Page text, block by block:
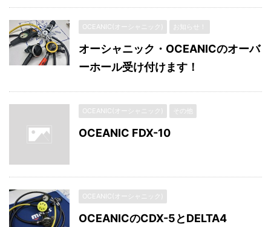
OCEANIC(オーシャニック) お知らせ！
オーシャニック・OCEANICのオーバ
ーホール受け付けます！
OCEANIC(オーシャニック) その他
OCEANIC FDX-10
OCEANIC(オーシャニック)
OCEANICのCDX-5とDELTA4